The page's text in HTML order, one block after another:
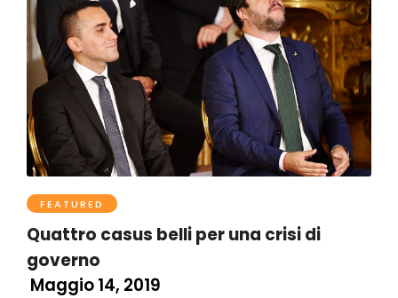
FEATURED
Quattro casus belli per una crisi di
governo
Maggio 14, 2019